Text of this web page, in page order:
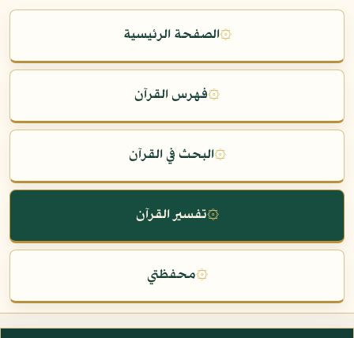
۞الصفحة الرئيسية
۞فهرس القرآن
۞البحث في القرآن
۞تفسير القرآن
۞محفظتي